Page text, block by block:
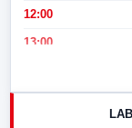
12:00
13:00